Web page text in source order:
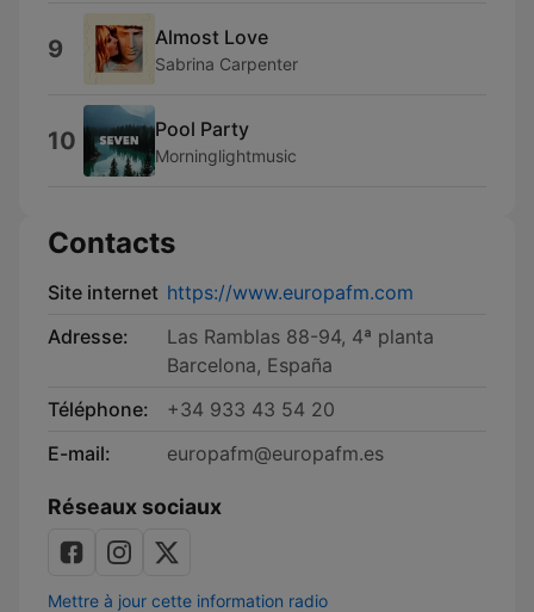
9 Almost Love
Sabrina Carpenter
10 Pool Party
Morninglightmusic
Contacts
Site internet https://www.europafm.com
Adresse:
Las Ramblas 88-94, 4ª planta
Barcelona, España
Téléphone:
+34 933 43 54 20
E-mail:
europafm@europafm.es
Réseaux sociaux
Mettre à jour cette information radio